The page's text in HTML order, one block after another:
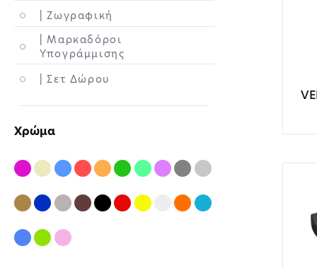
| Ζωγραφική
| Μαρκαδόροι
Υπογράμμισης
| Σετ Δώρου
ΕΙΔΗ ΓΡΑΦΕΙΟΥ
| Σημειωματάρια
Γραφείου
| Lanyards / Ιμάντας
λαιμού
| Ντοσιέ Συνεδρίου /
Φάκελοι
Χρώμα